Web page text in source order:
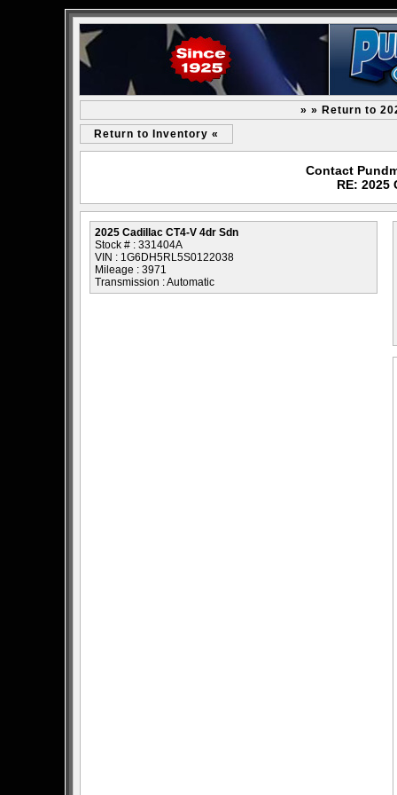
» » Return to
Return to Inventory «
Contact
RE: 2025
2025 Cadillac CT4-V 4dr Sdn
Stock # : 331404A
VIN : 1G6DH5RL5S0122038
Mileage : 3971
Transmission : Automatic